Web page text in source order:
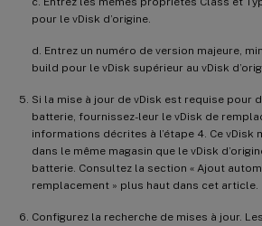
pour le vDisk d’origine.
d. Entrez un numéro de version majeure,
build pour le vDisk supérieur au vDisk
Si la mise à jour de vDisk est requise pour
batterie, fournissez-leur le vDisk de
informations décrites à l’étape 4. Ce vDisk
dans le même magasin que le vDisk
batterie. Consultez la section « Ajout
remplacement » plus haut dans cet article.
Configurez la recherche de mises à jour.